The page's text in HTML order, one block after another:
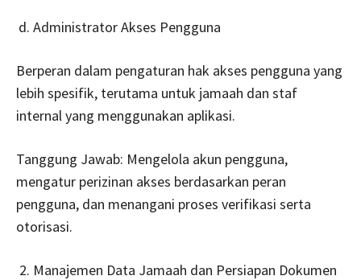
Administrator Akses Pengguna
Berperan dalam pengaturan hak akses pengguna yang
lebih spesifik, terutama untuk jamaah dan staf
internal yang menggunakan aplikasi.
Tanggung Jawab: Mengelola akun pengguna,
mengatur perizinan akses berdasarkan peran
pengguna, dan menangani proses verifikasi serta
otorisasi.
Manajemen Data Jamaah dan Persiapan Dokumen